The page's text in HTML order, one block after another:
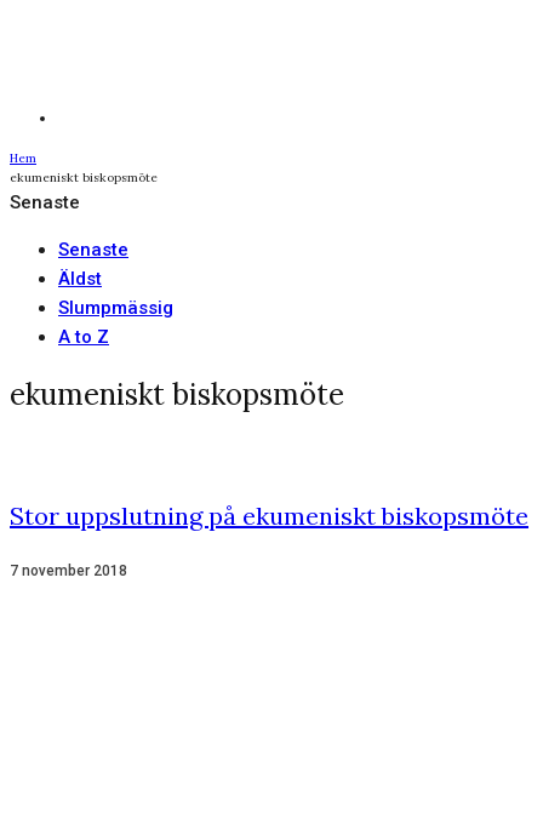
Hem
ekumeniskt biskopsmöte
Senaste
Senaste
Äldst
Slumpmässig
A to Z
ekumeniskt biskopsmöte
Stor uppslutning på ekumeniskt biskopsmöte
7 november 2018